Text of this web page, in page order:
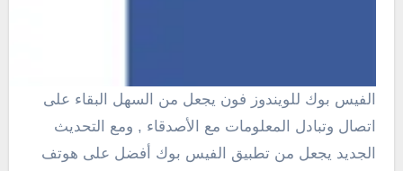
الفيس بوك للويندوز فون يجعل من السهل البقاء على
اتصال وتبادل المعلومات مع الأصدقاء , ومع التحديث
الجديد يجعل من تطبيق الفيس بوك
أفضل على هوتف